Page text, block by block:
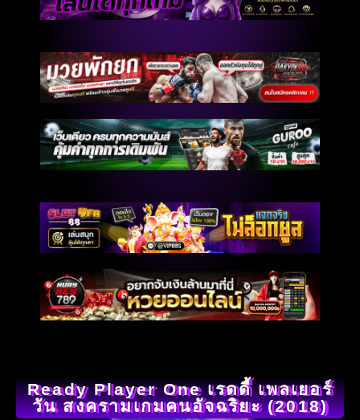
Ready Player One เรดดี้ เพลเยอร์
วัน สงครามเกมคนอัจฉริยะ (2018)